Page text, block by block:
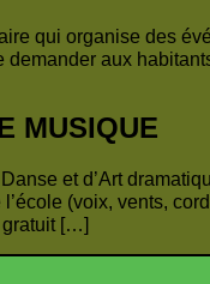
qui organise des
aux
MUSIQUE
et d’Art
(voix, vents,
gratuit […]